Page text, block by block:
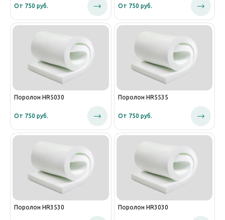
От 750 руб. От 750 руб.
Поролон HR5030
От 750 руб.
Поролон HR5535
От 750 руб.
Поролон HR3530 Поролон HR3030